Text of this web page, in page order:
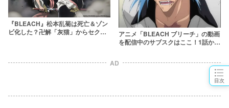
目次
『BLEACH』松本乱菊は死亡＆ゾン
ビ化した？卍解「灰猫」からセクシ
アニメ「BLEACH ブリーチ」の動画
を配信中のサブスクはここ！1話から
AD